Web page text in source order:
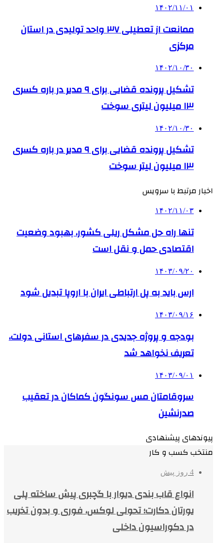
۱۴۰۲/۱۱/۰۱
ممانعت از تعطیلی ۳۷ واحد تولیدی در استان
مرکزی
۱۴۰۲/۱۰/۳۰
تشکیل پرونده قضایی برای ۹ مدیر در باره کسری
۱۳ میلیون لیتری سوخت
۱۴۰۲/۱۰/۳۰
تشکیل پرونده قضایی برای ۹ مدیر در باره کسری
۱۳ میلیون لیتر سوخت
اخبار مرتبط با سرویس
۱۴۰۲/۱۱/۰۳
تنها راه حل مشکل ریلی کشور، بهبود وضعیت
اقتصادی حمل و نقل است
۱۴۰۳/۰۹/۲۰
ارس باید به پل ارتباطی ایران با اروپا تبدیل شود
۱۴۰۳/۰۹/۱۶
بودجه و پروژه جدیدی در سفرهای استانی دولت،
تعریف نخواهد شد
۱۴۰۳/۰۹/۰۱
سروقامتان مس سونگون کماکان در تعقیب
صدرنشین
پیوندهای پیشنهادی
منتخب کسب و کار
4 روز پیش
انواع قاب بندی دیوار با گچبری پیش ساخته پلی
یورتان دکارت؛ تحولی لوکس، فوری و بدون تخریب
در دکوراسیون داخلی